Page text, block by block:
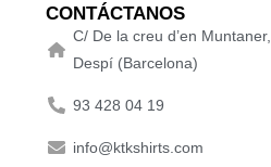
CONTÁCTANOS
C/ De la creu d’en
Despí (Barcelona)
93 428 04 19
info@ktkshirts.com